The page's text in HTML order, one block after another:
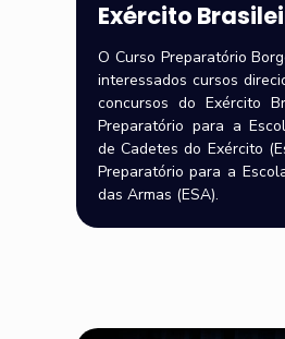
Exército
O Curso Preparatório
interessados cursos
concursos do Exército
Preparatório para a
de Cadetes do Exército
Preparatório para a
das Armas (ESA).